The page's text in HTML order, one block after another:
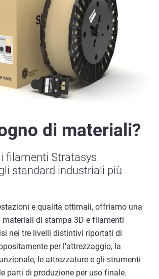
di materiali?
i filamenti Stratasys
standard industriali più
e qualità ottimali, offriamo una
di stampa 3D e filamenti
nei tre livelli distintivi riportati di
per l'attrezzaggio, la
le attrezzature e gli strumenti
parti di produzione per uso finale.